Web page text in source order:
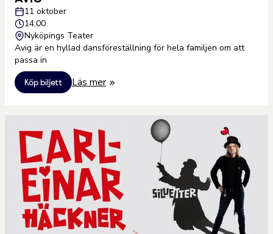
11 oktober
14:00
Nyköpings Teater
Avig är en hyllad dansföreställning för hela familjen om att
passa in
Köp biljett Läs mer